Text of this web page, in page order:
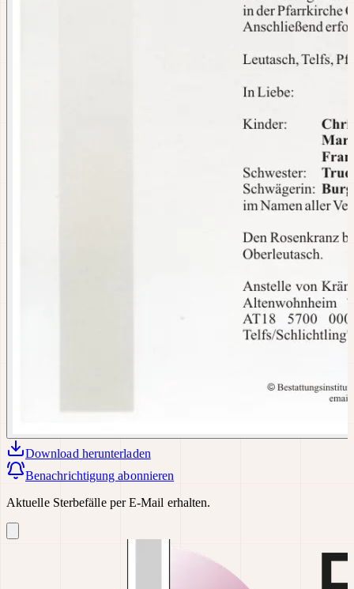
Download herunterladen
Benachrichtigung abonnieren
Aktuelle Sterbefälle per E-Mail erhalten.